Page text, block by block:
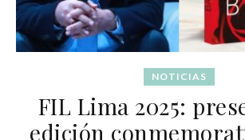
NOTICIAS
FIL Lima 2025:
edición